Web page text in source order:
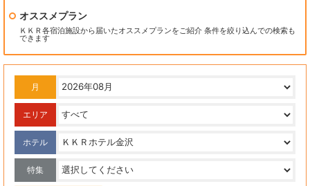
オススメプラン
ＫＫＲ各宿泊施設から届いたオススメプランをご紹介 条件を絞り込んでの検索も
できます
月
エリア
ホテル
特集